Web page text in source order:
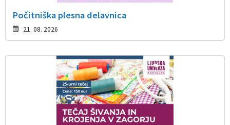
Počitniška plesna delavnica
21. 08. 2026